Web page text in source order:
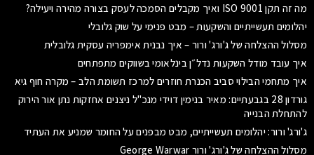
מה זה תקן ISO 9001 ואיך מקבלים הסמכה לעסק בצורה מהירה ויעילה?
יהלומים תעשייתיים והשקעות – מבט פנימי על שוק גלובלי
מסלול ההצלחה של ג'ורג' ורור – איך נבנית אימפריה עסקית גלובלית
איך עובד מודל השקעות נדל״ן בינלאומי בשווקים מתפתחים
איך מתחמי הבילוי סביב הכנרת חוזרים למרכז תשומת הלב – מקרה חוף גיא
גורדון 28 בגבעתיים: מאיר בנימין דוידי מנכ"ל ניצנים אחזקות נתן אור הירוק
להתחלת הבנייה
ג'ורג' ורור: יהלומים תעשייתיים, מבט מבפנים על החומר שמניע את העתיד
מסלול ההצלחה של ג'ורג' ורור George Warwar